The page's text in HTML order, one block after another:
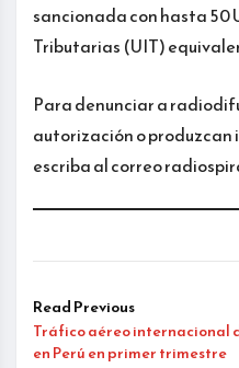
sancionada con hasta 50
Tributarias (UIT)
Para denunciar a
autorización o
escriba al correo
Read Previous
Tráfico aéreo internacional
en Perú en primer trimestre